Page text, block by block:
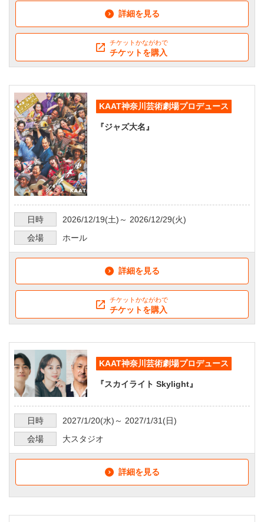
詳細を見る
チケットかながわで
チケットを購入
KAAT神奈川芸術劇場プロデュース
『ジャズ大名』
日時 2026/12/19(土)～ 2026/12/29(火)
会場
ホール
詳細を見る
チケットかながわで
チケットを購入
KAAT神奈川芸術劇場プロデュース
『スカイライト Skylight』
日時 2027/1/20(水)～ 2027/1/31 (日)
会場
大スタジオ
詳細を見る